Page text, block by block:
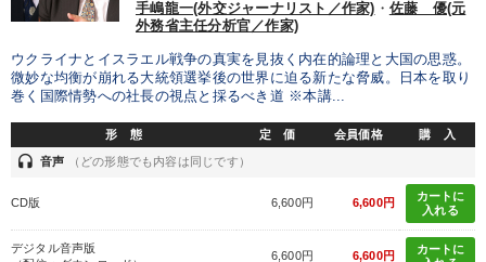
手嶋龍一(外交ジャーナリスト／作家) ・ 佐藤 優(元
外務省主任分析官／作家)
ウクライナとイスラエル戦争の真実を見抜く内在的論理と大国の思惑。
微妙な均衡が崩れる大統領選挙後の世界に迫る新たな脅威。日本を取り
巻く国際情勢への社長の視点と採るべき道 ※本講...
形 態 定 価 会員価格 購 入
headset 音声 （どの形態でも内容は同じです）
CD版 6,600円 6,600円
カートに
入れる
デジタル音声版
6,600円 6,600円
カートに